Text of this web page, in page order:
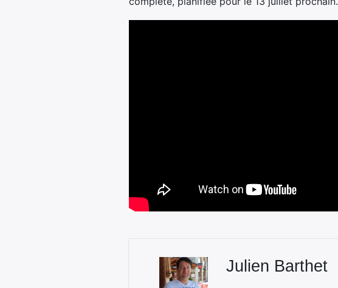
Julien Barthet